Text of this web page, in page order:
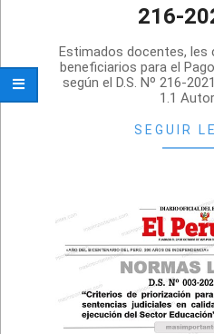
216-
08-
28
Estimados docentes,
beneficiarios para el
según el D.S. Nº 216-
1.1
SEGUIR